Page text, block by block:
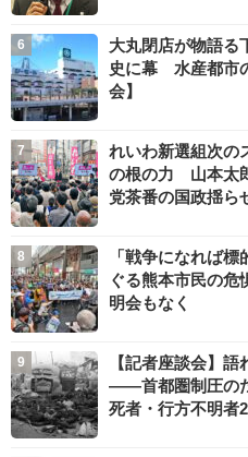
大丸閉店が物語
史に幕 水産都市
会】
れいわ新選組次
の根の力 山本太
党茶番の国政揺ら
「戦争になれば
ぐる熊本市民の
明会もなく
【記者座談会】
――首都圏制圧の
死者・行方不明者